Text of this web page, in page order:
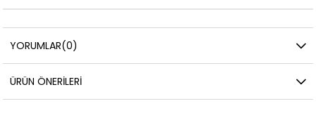
YORUMLAR(0)
ÜRÜN ÖNERILERI